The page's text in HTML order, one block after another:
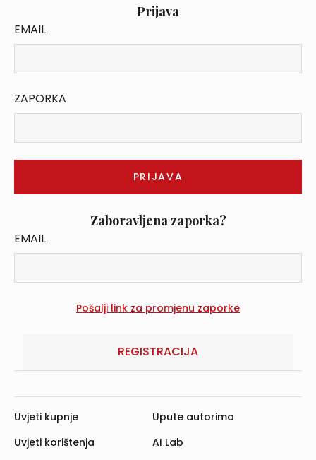
Prijava
EMAIL
ZAPORKA
Zaboravljena zaporka?
EMAIL
REGISTRACIJA
Uvjeti kupnje
Uvjeti korištenja
Upute autorima
AI Lab